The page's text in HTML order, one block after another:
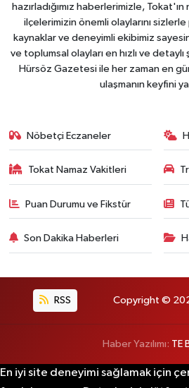
hazırladığımız haberlerimizle,
ilçelerimizin önemli olaylarını
kaynaklar ve deneyimli ekibimiz
ve toplumsal olayları en hızlı ve
Hürsöz Gazetesi ile her zaman en
ulaşmanın keyfini
Nöbetçi Eczaneler
Tokat Namaz Vakitleri
Puan Durumu ve Fikstür
Son Dakika Haberleri
RSS Copyright ©
Haber Yazılımı: TE
En iyi site deneyimi sağlamak için